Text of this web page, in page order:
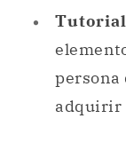
persona
adquirir